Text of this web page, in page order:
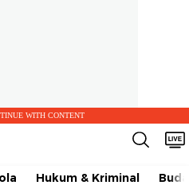
WITH CONTENT
Hukum & Kriminal